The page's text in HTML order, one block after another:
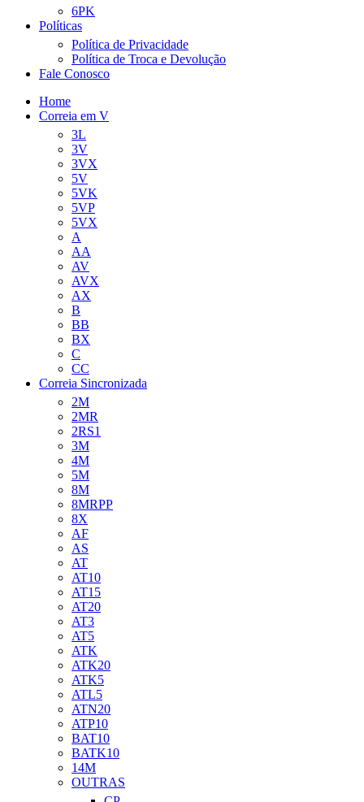
6PK
Políticas
Política de Privacidade
Política de Troca e Devolução
Fale Conosco
Home
Correia em V
3L
3V
3VX
5V
5VK
5VP
5VX
A
AA
AV
AVX
AX
B
BB
BX
C
CC
Correia Sincronizada
2M
2MR
2RS1
3M
4M
5M
8M
8MRPP
8X
AF
AS
AT
AT10
AT15
AT20
AT3
AT5
ATK
ATK20
ATK5
ATL5
ATN20
ATP10
BAT10
BATK10
14M
OUTRAS